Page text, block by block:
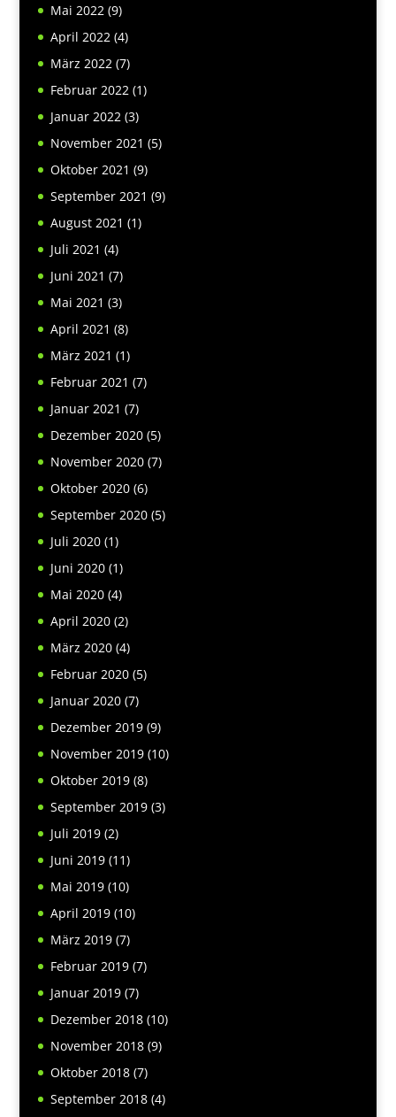
Mai 2022(9)
April 2022(4)
März 2022(7)
Februar 2022(1)
Januar 2022(3)
November 2021 (5)
Oktober 2021 (9)
September 2021 (9)
August 2021 (1)
Juli 2021 (4)
Juni 2021 (7)
Mai 2021 (3)
April 2021 (8)
März 2021 (1)
Februar 2021 (7)
Januar 2021 (7)
Dezember 2020(5)
November 2020(7)
Oktober 2020(6)
September 2020(5)
Juli 2020(1)
Juni 2020(1)
Mai 2020(4)
April 2020(2)
März 2020(4)
Februar 2020(5)
Januar 2020(7)
Dezember 2019(9)
November 2019(10)
Oktober 2019(8)
September 2019(3)
Juli 2019(2)
Juni 2019(11)
Mai 2019(10)
April 2019(10)
März 2019(7)
Februar 2019(7)
Januar 2019(7)
Dezember 2018(10)
November 2018(9)
Oktober 2018(7)
September 2018(4)